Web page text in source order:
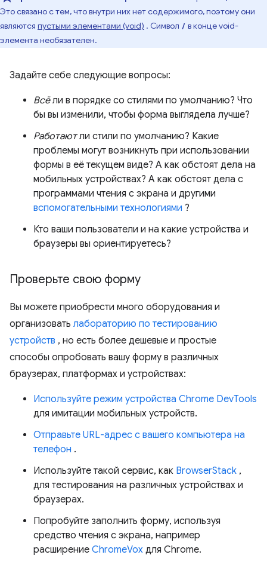
Это связано с тем, что внутри них нет содержимого, поэтому они
являются пустыми элементами (void) . Символ / в конце void-
элемента необязателен.
Задайте себе следующие вопросы:
Всёли в порядке со стилями по умолчанию? Что
бы вы изменили, чтобы форма выглядела лучше?
Работаютли стили по умолчанию? Какие
проблемы могут возникнуть при использовании
формы в её текущем виде? А как обстоят дела на
мобильных устройствах? А как обстоят дела с
программами чтения с экрана и другими
вспомогательными технологиями ?
Кто ваши пользователи и на какие устройства и
браузеры вы ориентируетесь?
Проверьте свою форму
Вы можете приобрести много оборудования и
организовать лабораторию по тестированию
устройств , но есть более дешевые и простые
способы опробовать вашу форму в различных
браузерах, платформах и устройствах:
Используйте режим устройства Chrome DevTools
для имитации мобильных устройств.
Отправьте URL-адрес с вашего компьютера на
телефон .
Используйте такой сервис, как BrowserStack ,
для тестирования на различных устройствах и
браузерах.
Попробуйте заполнить форму, используя
средство чтения с экрана, например
расширение ChromeVox для Chrome.